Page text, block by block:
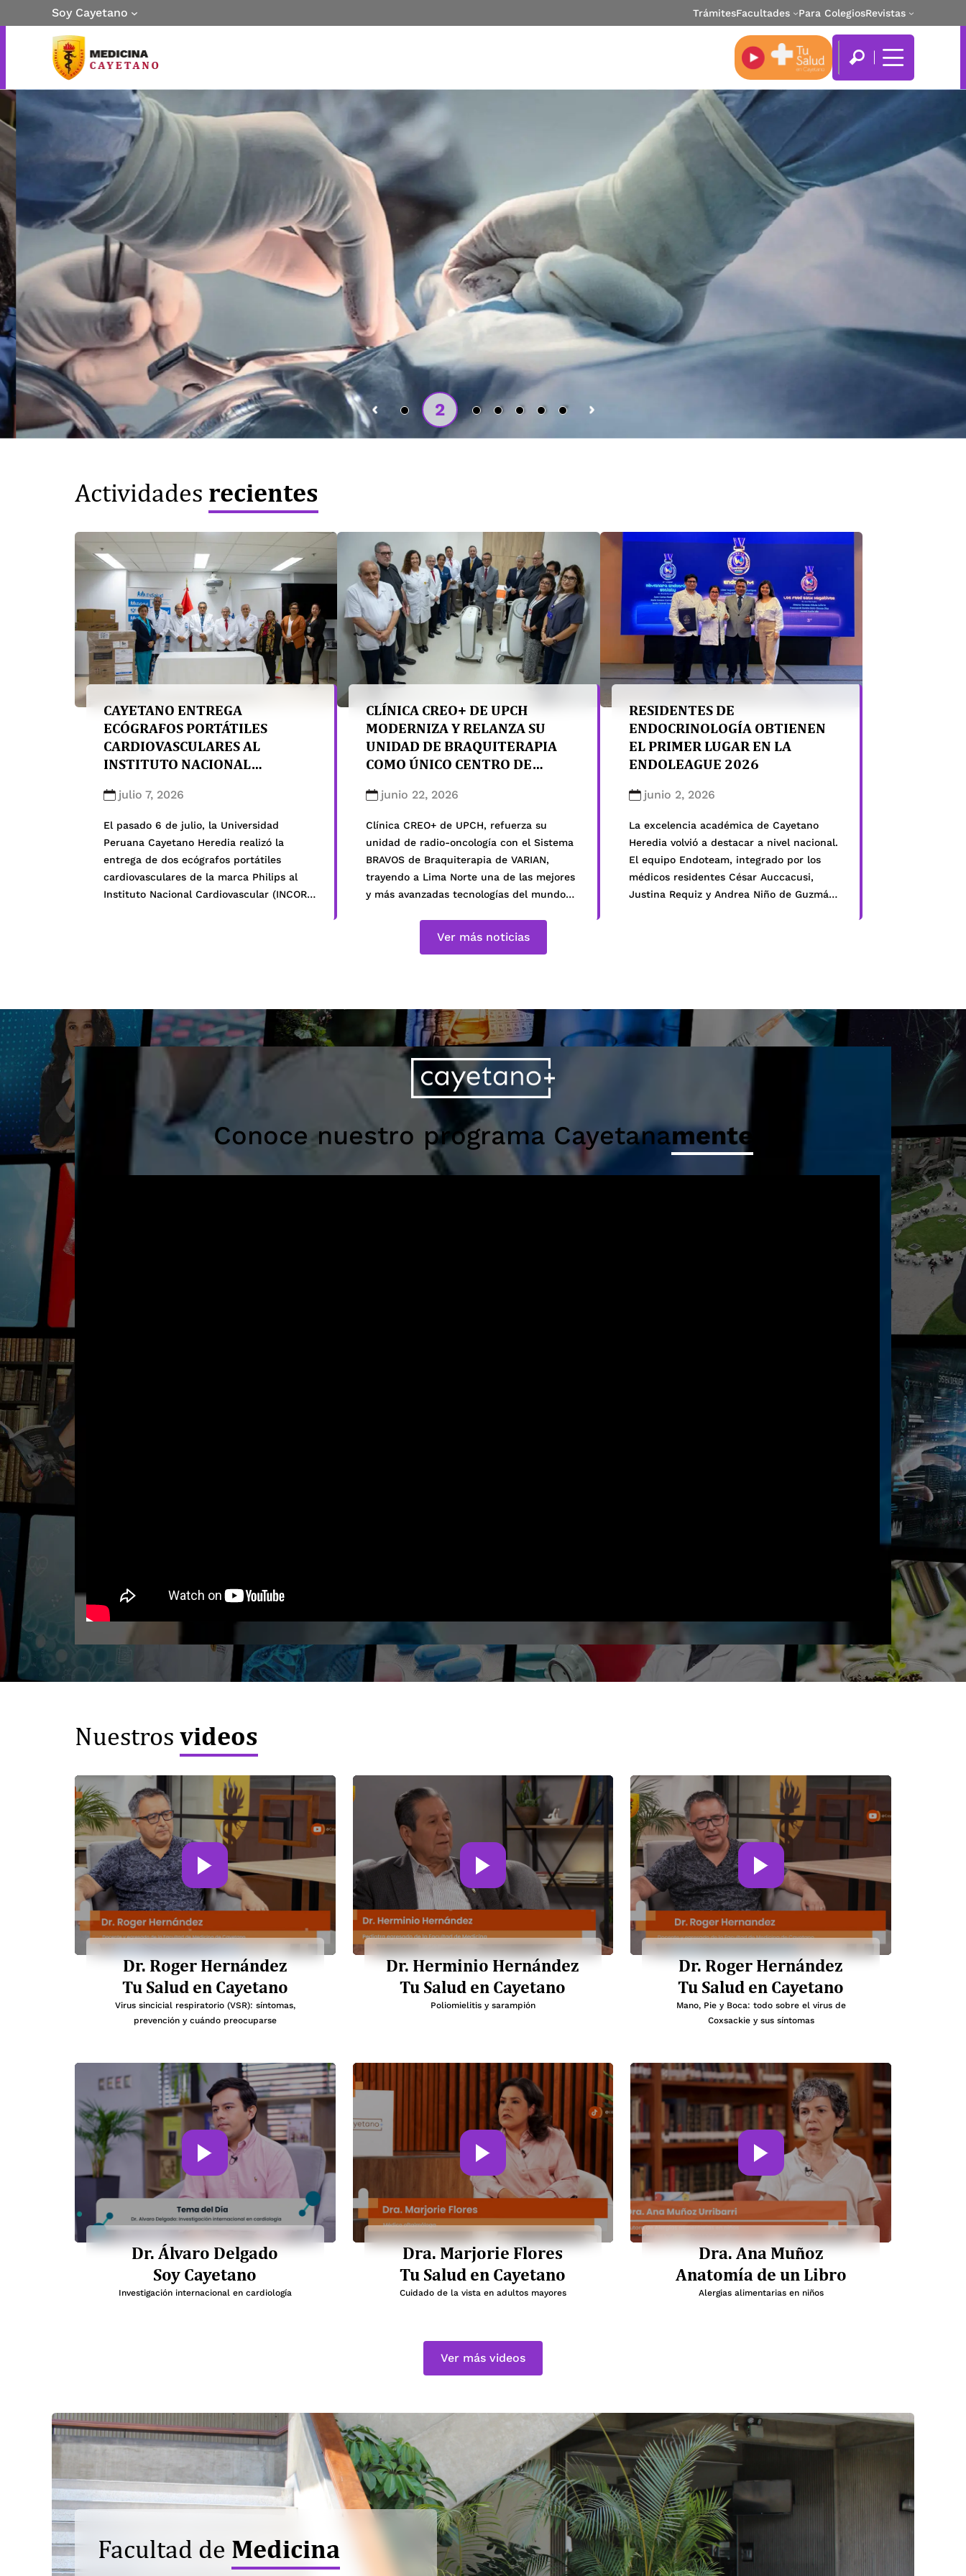
Soy Cayetano TrámitesFacultades Para ColegiosRevistas
II Curso de Técnicas Quirúrgicas en
Cirugía de Colon y Recto
INICIO: 5 de agosto 2026
HORARIO:
Miércoles, jueves y vieres de 08:00 h – 20:00 h
Sábado de 08:00 h – 18:00 h
1 2 3 4 5 6 7
Actividades recientes
CAYETANO ENTREGA
ECÓGRAFOS PORTÁTILES
CARDIOVASCULARES AL
INSTITUTO NACIONAL
FORTALECER LA ATENCIÓN
ASISTENCIAL
julio 7, 2026
El pasado 6 de julio, la Universidad
Peruana Cayetano Heredia realizó la
entrega de dos ecógrafos portátiles
cardiovasculares de la marca Philips al
Instituto Nacional Cardiovascular (INCOR),
CLÍNICA CREO+ DE UPCH
MODERNIZA Y RELANZA SU
UNIDAD DE BRAQUITERAPIA
COMO ÚNICO CENTRO DE
NORTE
junio 22, 2026
Clínica CREO+ de UPCH, refuerza su
unidad de radio-oncología con el Sistema
BRAVOS de Braquiterapia de VARIAN,
trayendo a Lima Norte una de las mejores
y más avanzadas tecnologías del mundo
única clínica de Lima norte con servicios
RESIDENTES DE
ENDOCRINOLOGÍA OBTIENEN
EL PRIMER LUGAR EN LA
ENDOLEAGUE 2026
junio 2, 2026
La excelencia académica de Cayetano
Heredia volvió a destacar a nivel nacional.
El equipo Endoteam, integrado por los
médicos residentes César Auccacusi,
Justina Requiz y Andrea Niño de Guzmán,
Ver más noticias
Conoce nuestro programa Cayetanamente
Nuestrosvideos
Dr. Roger Hernández
Tu Salud en Cayetano
Virus sincicial respiratorio (VSR): síntomas,
prevención y cuándo preocuparse
Dr. Herminio Hernández
Tu Salud en Cayetano
Poliomielitis y sarampión
Dr. Roger Hernández
Tu Salud en Cayetano
Mano, Pie y Boca: todo sobre el virus de
Coxsackie y sus síntomas
Dr. Álvaro Delgado
Soy Cayetano
Investigación internacional en cardiología
Dra. Marjorie Flores
Tu Salud en Cayetano
Cuidado de la vista en adultos mayores
Dra. Ana Muñoz
Anatomía de un Libro
Alergias alimentarias en niños
Ver más videos
Facultad de Medicina